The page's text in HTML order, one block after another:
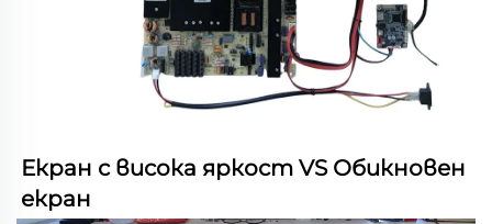
Екран с висока яркост VS Обикновен
екран